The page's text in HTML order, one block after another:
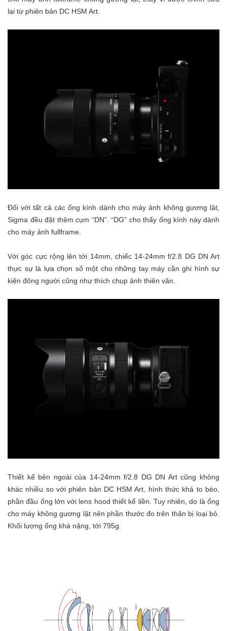
lại từ phiên bản DC HSM Art.
Đối với tất cả các ống kính dành cho máy ảnh không gương lật,
Sigma đều đặt thêm cụm “DN”. “DG” cho thấy ống kính này dành
cho máy ảnh fullframe.
Với góc cực rộng lên tới 14mm, chiếc 14-24mm f/2.8 DG DN Art
thực sự là lựa chọn số một cho những tay máy cần ghi hình sự
kiện đông người cũng như thích chụp ảnh thiên văn.
Thiết kế bên ngoài của 14-24mm f/2.8 DG DN Art cũng không
khác nhiều so với phiên bản DC HSM Art, hình thức khá to béo,
phần đầu ống lớn với lens hood thiết kế liền. Tuy nhiên, do là ống
cho máy không gương lật nên phần thước đo trên thân bị loại bỏ.
Khối lượng ống khá nặng, tới 795g.